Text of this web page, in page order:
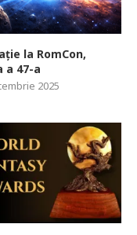
la RomCon,
a 47-a
2025